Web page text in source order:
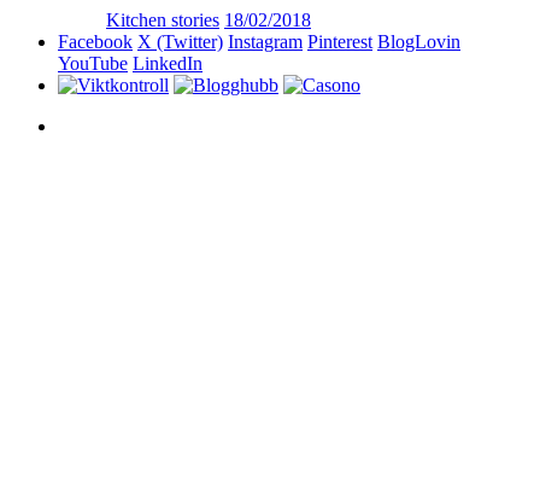
Kitchen stories 18/02/2018
Facebook X (Twitter) Instagram Pinterest BlogLovin
YouTube LinkedIn